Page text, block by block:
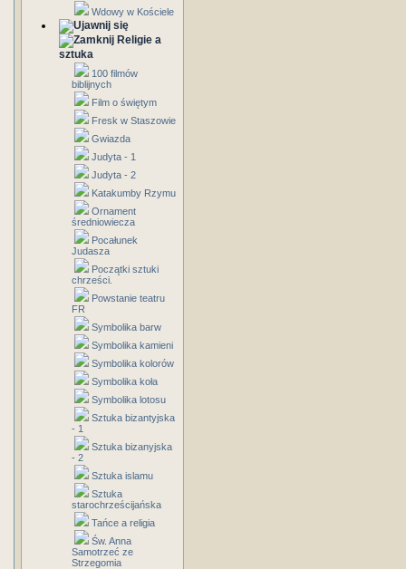
Wdowy w Kościele
Religie a
sztuka
100 filmów
biblijnych
Film o świętym
Fresk w Staszowie
Gwiazda
Judyta - 1
Judyta - 2
Katakumby Rzymu
Ornament
średniowiecza
Pocałunek
Judasza
Początki sztuki
chrześci.
Powstanie teatru
FR
Symbolika barw
Symbolika kamieni
Symbolika kolorów
Symbolika koła
Symbolika lotosu
Sztuka bizantyjska
- 1
Sztuka bizanyjska
- 2
Sztuka islamu
Sztuka
starochrześcijańska
Tańce a religia
Św. Anna
Samotrzeć ze
Strzegomia